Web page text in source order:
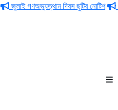
জুলাই গণঅভ্যুত্থান দিবস ছুটির নোটিশ